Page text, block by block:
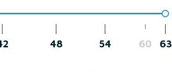
48 54 60 63